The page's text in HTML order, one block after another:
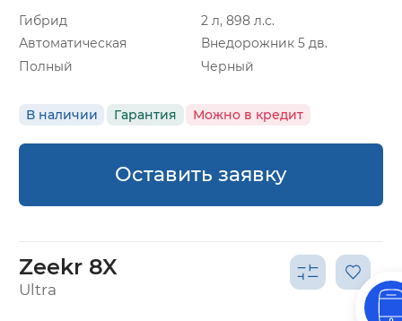
Гибрид
2 л, 898 л.с.
Автоматическая
Внедорожник 5 дв.
Полный
Черный
В наличии Гарантия Можно в кредит
Оставить заявку
Zeekr 8X
Ultra